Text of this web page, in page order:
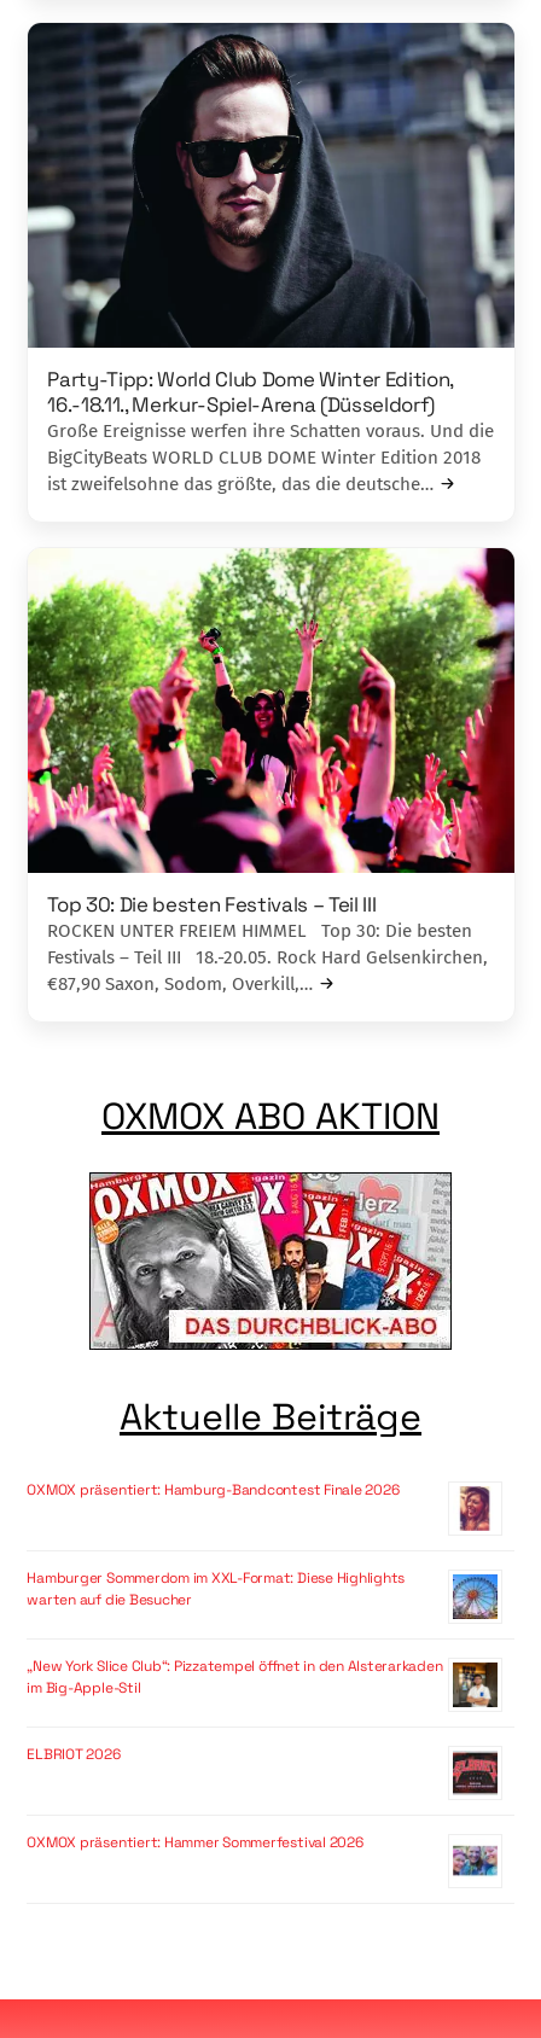
Party-Tipp: World Club Dome Winter Edition,
16.-18.11., Merkur-Spiel-Arena (Düsseldorf)
Große Ereignisse werfen ihre Schatten voraus. Und die
BigCityBeats WORLD CLUB DOME Winter Edition 2018
ist zweifelsohne das größte, das die deutsche…
Top 30: Die besten Festivals – Teil III
ROCKEN UNTER FREIEM HIMMEL Top 30: Die besten
Festivals – Teil III 18.-20.05. Rock Hard Gelsenkirchen,
€87,90 Saxon, Sodom, Overkill,…
OXMOX ABO AKTION
Aktuelle Beiträge
OXMOX präsentiert: Hamburg-Bandcontest Finale 2026
Hamburger Sommerdom im XXL-Format: Diese Highlights
warten auf die Besucher
„New York Slice Club“: Pizzatempel öffnet in den Alsterarkaden
im Big-Apple-Stil
ELBRIOT 2026
OXMOX präsentiert: Hammer Sommerfestival 2026